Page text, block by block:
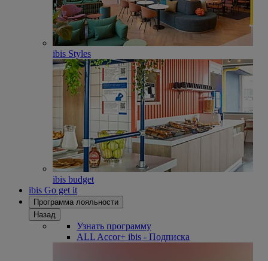
ibis Styles
ibis budget
ibis Go get it
Программа лояльности
Назад
Узнать программу
ALL Accor+ ibis - Подписка